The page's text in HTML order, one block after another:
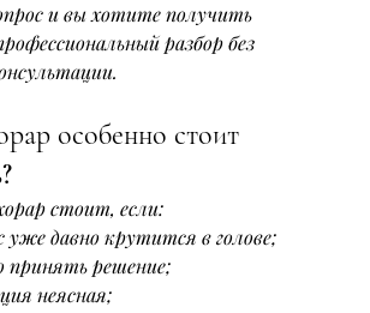
и вы хотите получить
разбор без
особенно стоит
стоит, если:
уже давно крутится в голове;
принять решение;
неясная;